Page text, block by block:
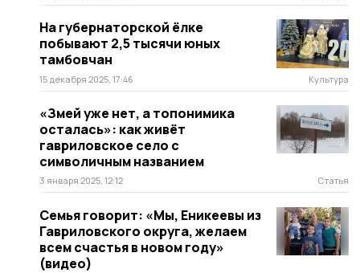
На губернаторской ёлке
побывают 2,5 тысячи юных
тамбовчан
15 декабря 2025, 17:46 Культура
«Змей уже нет, а топонимика
осталась»: как живёт
гавриловское село с
символичным названием
3 января 2025, 12:12 Статья
Семья говорит: «Мы, Еникеевы из
Гавриловского округа, желаем
всем счастья в новом году»
(видео)